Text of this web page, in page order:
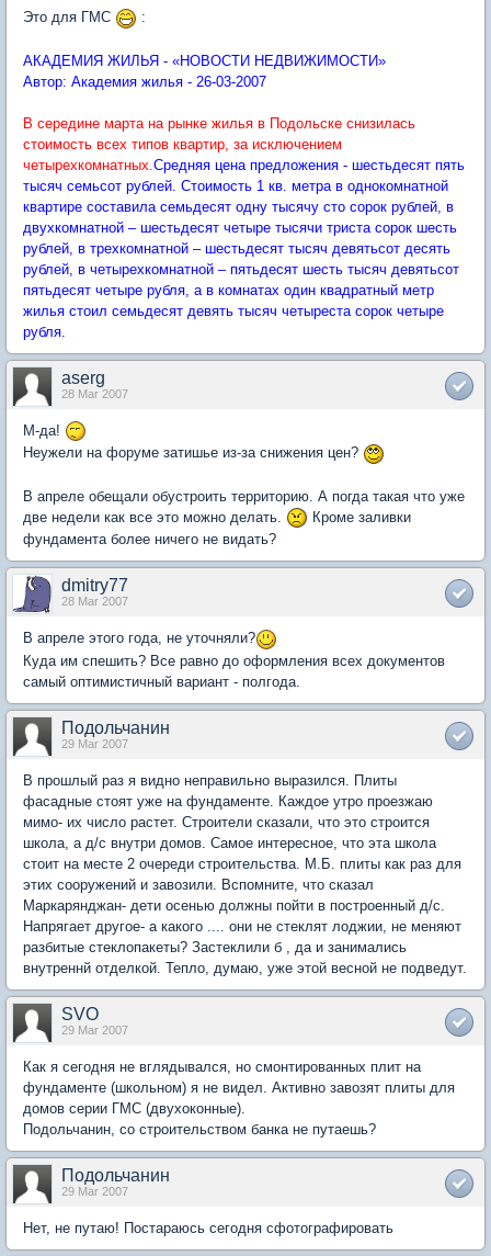
Это для ГМС :
АКАДЕМИЯ ЖИЛЬЯ - «НОВОСТИ НЕДВИЖИМОСТИ»
Автор: Академия жилья - 26-03-2007
В середине марта на рынке жилья в Подольске снизилась
стоимость всех типов квартир, за исключением
четырехкомнатных. Средняя цена предложения - шестьдесят пять
тысяч семьсот рублей. Стоимость 1 кв. метра в однокомнатной
квартире составила семьдесят одну тысячу сто сорок рублей, в
двухкомнатной – шестьдесят четыре тысячи триста сорок шесть
рублей, в трехкомнатной – шестьдесят тысяч девятьсот десять
рублей, в четырехкомнатной – пятьдесят шесть тысяч девятьсот
пятьдесят четыре рубля, а в комнатах один квадратный метр
жилья стоил семьдесят девять тысяч четыреста сорок четыре
рубля.
aserg
28 Mar 2007
М-да!
Неужели на форуме затишье из-за снижения цен?
В апреле обещали обустроить территорию. А погда такая что уже
две недели как все это можно делать.
Кроме заливки
фундамента более ничего не видать?
dmitry77
28 Mar 2007
В апреле этого года, не уточняли?
Куда им спешить? Все равно до оформления всех документов
самый оптимистичный вариант - полгода.
Подольчанин
29 Mar 2007
В прошлый раз я видно неправильно выразился. Плиты
фасадные стоят уже на фундаменте. Каждое утро проезжаю
мимо- их число растет. Строители сказали, что это строится
школа, а д/с внутри домов. Самое интересное, что эта школа
стоит на месте 2 очереди строительства. М.Б. плиты как раз для
этих сооружений и завозили. Вспомните, что сказал
Маркарянджан- дети осенью должны пойти в построенный д/с.
Напрягает другое- а какого .... они не стеклят лоджии, не меняют
разбитые стеклопакеты? Застеклили б , да и занимались
внутреннй отделкой. Тепло, думаю, уже этой весной не подведут.
SVO
29 Mar 2007
Как я сегодня не вглядывался, но смонтированных плит на
фундаменте (школьном) я не видел. Активно завозят плиты для
домов серии ГМС (двухоконные).
Подольчанин, со строительством банка не путаешь?
Подольчанин
29 Mar 2007
Нет, не путаю! Постараюсь сегодня сфотографировать